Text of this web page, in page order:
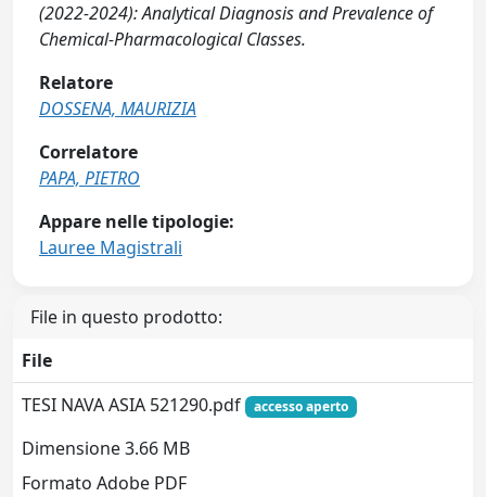
(2022-2024): Analytical Diagnosis and Prevalence of
Chemical-Pharmacological Classes.
Relatore
DOSSENA, MAURIZIA
Correlatore
PAPA, PIETRO
Appare nelle tipologie:
Lauree Magistrali
File in questo prodotto:
File
TESI NAVA ASIA 521290.pdf
accesso aperto
Dimensione 3.66 MB
Formato Adobe PDF